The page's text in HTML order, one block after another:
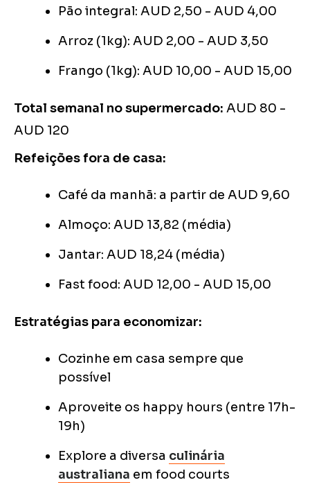
Pão integral: AUD 2,50 - AUD 4,00
Arroz (1kg): AUD 2,00 - AUD 3,50
Frango (1kg): AUD 10,00 - AUD 15,00
Total semanal no supermercado: AUD 80 -
AUD 120
Refeições fora de casa:
Café da manhã: a partir de AUD 9,60
Almoço: AUD 13,82 (média)
Jantar: AUD 18,24 (média)
Fast food: AUD 12,00 - AUD 15,00
Estratégias para economizar:
Cozinhe em casa sempre que
possível
Aproveite os happy hours (entre 17h-
19h)
Explore a diversa culinária
australiana em food courts